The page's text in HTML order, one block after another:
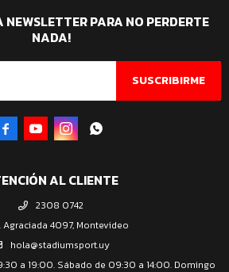
AL CLIENTE
2308 0742
Agraciada 4097, Montevideo
hola@stadiumsport.uy
a 19:00. Sábado de 09:30 a 14:00. Domingo
NEWSLETTER PARA NO PERDERTE
NADA!
SUSCRIBIRME
   